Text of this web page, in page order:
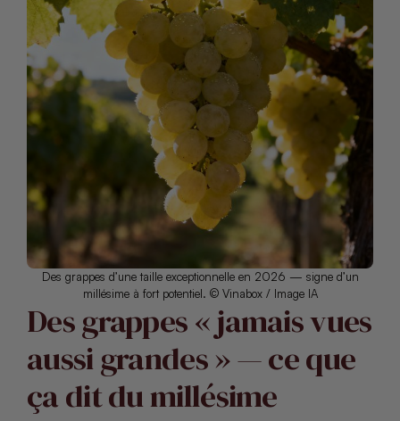
Des grappes d’une taille exceptionnelle en 2026 — signe d’un
millésime à fort potentiel. © Vinabox / Image IA
Des grappes « jamais vues
aussi grandes » — ce que
ça dit du millésime